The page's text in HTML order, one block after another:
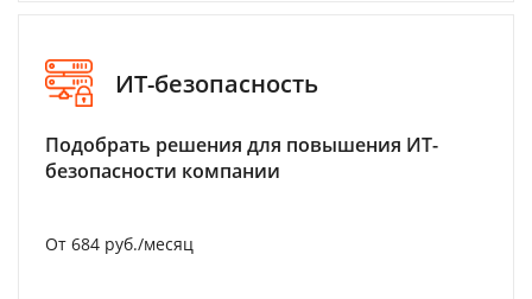
ИТ-безопасность
Подобрать решения для повышения ИТ-
безопасности компании
От 684 руб./месяц